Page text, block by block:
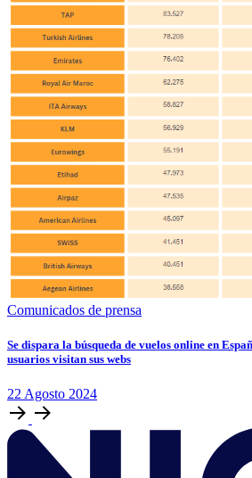
Comunicados de prensa
Se dispara la búsqueda de vuelos online en
usuarios visitan sus webs
22 Agosto 2024